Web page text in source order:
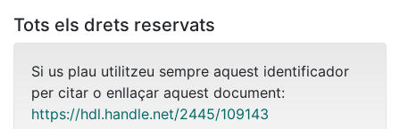
Tots els drets reservats
Si us plau utilitzeu sempre aquest identificador
per citar o enllaçar aquest document:
https://hdl.handle.net/2445/109143